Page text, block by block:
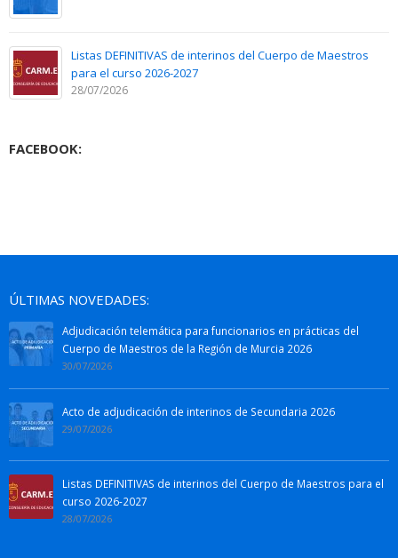
Listas DEFINITIVAS de interinos del Cuerpo de Maestros
para el curso 2026-2027
28/07/2026
FACEBOOK:
ÚLTIMAS NOVEDADES:
Adjudicación telemática para funcionarios en prácticas del
Cuerpo de Maestros de la Región de Murcia 2026
30/07/2026
Acto de adjudicación de interinos de Secundaria 2026
29/07/2026
Listas DEFINITIVAS de interinos del Cuerpo de Maestros para el
curso 2026-2027
28/07/2026